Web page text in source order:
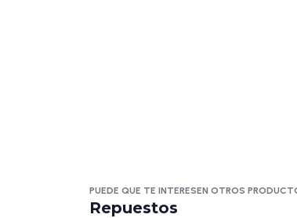
PUEDE QUE TE INTERESEN OTROS
Repuestos